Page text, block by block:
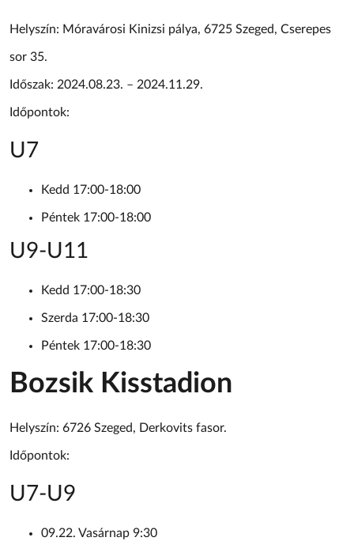
Helyszín: Móravárosi Kinizsi pálya, 6725 Szeged, Cserepes
sor 35.
Időszak: 2024.08.23. – 2024.11.29.
Időpontok:
U7
Kedd 17:00-18:00
Péntek 17:00-18:00
U9-U11
Kedd 17:00-18:30
Szerda 17:00-18:30
Péntek 17:00-18:30
Bozsik Kisstadion
Helyszín: 6726 Szeged, Derkovits fasor.
Időpontok:
U7-U9
09.22. Vasárnap 9:30